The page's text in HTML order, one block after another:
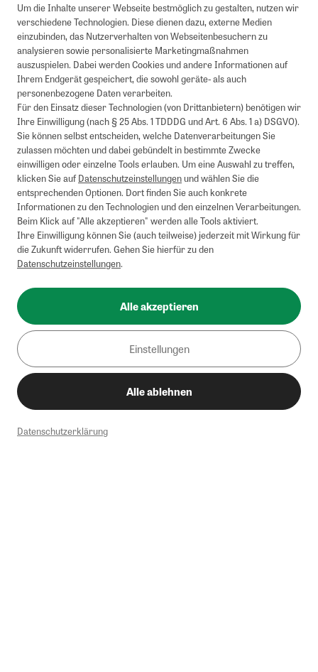
Um die Inhalte unserer Webseite bestmöglich zu gestalten, nutzen wir
verschiedene Technologien. Diese dienen dazu, externe Medien
einzubinden, das Nutzerverhalten von Webseitenbesuchern zu
analysieren sowie personalisierte Marketingmaßnahmen
auszuspielen. Dabei werden Cookies und andere Informationen auf
Ihrem Endgerät gespeichert, die sowohl geräte- als auch
personenbezogene Daten verarbeiten.
Für den Einsatz dieser Technologien (von Drittanbietern) benötigen wir
Ihre Einwilligung (nach § 25 Abs. 1 TDDDG und Art. 6 Abs. 1 a) DSGVO).
Sie können selbst entscheiden, welche Datenverarbeitungen Sie
zulassen möchten und dabei gebündelt in bestimmte Zwecke
einwilligen oder einzelne Tools erlauben. Um eine Auswahl zu treffen,
klicken Sie aufDatenschutzeinstellungenund wählen Sie die
entsprechenden Optionen. Dort finden Sie auch konkrete
Informationen zu den Technologien und den einzelnen Verarbeitungen.
Beim Klick auf "Alle akzeptieren" werden alle Tools aktiviert.
Ihre Einwilligung können Sie (auch teilweise) jederzeit mit Wirkung für
die Zukunft widerrufen. Gehen Sie hierfür zu den
Datenschutzeinstellungen.
Alle akzeptieren
Einstellungen
Alle ablehnen
Datenschutzerklärung